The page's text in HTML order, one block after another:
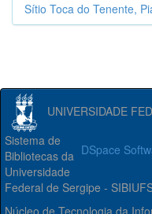
Sítio Toca do Tenente,
UNIVERSIDADE
DSpace
Sistema de
Bibliotecas da
Universidade
Federal de Sergipe -
Núcleo de Tecnologia da